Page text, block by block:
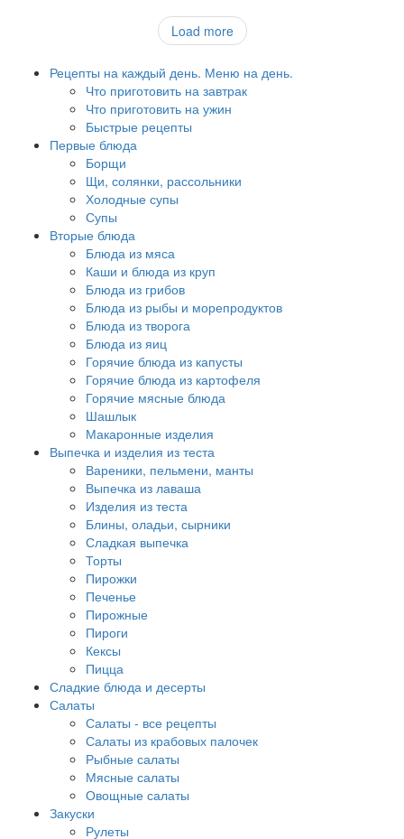
Load more
Рецепты на каждый день. Меню на день.
Что приготовить на завтрак
Что приготовить на ужин
Быстрые рецепты
Первые блюда
Борщи
Щи, солянки, рассольники
Холодные супы
Супы
Вторые блюда
Блюда из мяса
Каши и блюда из круп
Блюда из грибов
Блюда из рыбы и морепродуктов
Блюда из творога
Блюда из яиц
Горячие блюда из капусты
Горячие блюда из картофеля
Горячие мясные блюда
Шашлык
Макаронные изделия
Выпечка и изделия из теста
Вареники, пельмени, манты
Выпечка из лаваша
Изделия из теста
Блины, оладьи, сырники
Сладкая выпечка
Торты
Пирожки
Печенье
Пирожные
Пироги
Кексы
Пицца
Сладкие блюда и десерты
Салаты
Салаты - все рецепты
Салаты из крабовых палочек
Рыбные салаты
Мясные салаты
Овощные салаты
Закуски
Рулеты